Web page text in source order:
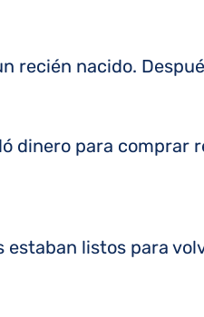
recién nacido.
dinero para comprar
listos para